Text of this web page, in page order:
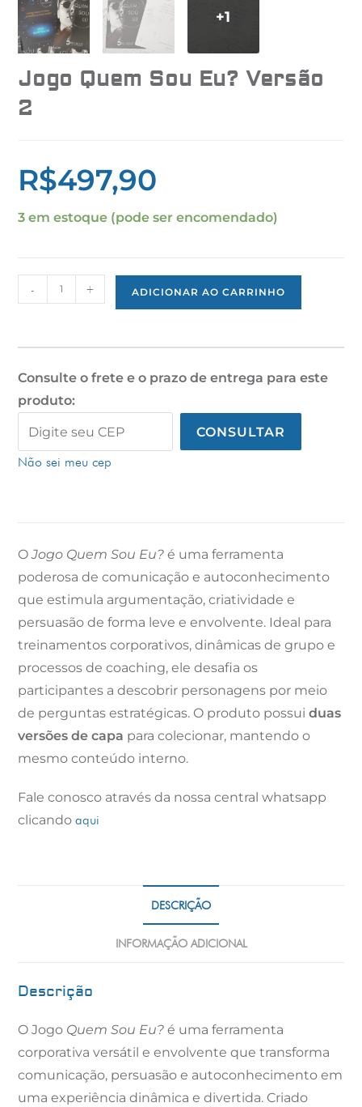
Jogo Quem Sou Eu? Versão
2
R$497,90
OJogo Quem Sou Eu? é uma ferramenta
poderosa de comunicação e autoconhecimento
que estimula argumentação, criatividade e
persuasão de forma leve e envolvente. Ideal para
treinamentos corporativos, dinâmicas de grupo e
processos de coaching, ele desafia os
participantes a descobrir personagens por meio
de perguntas estratégicas. O produto possuiduas
versões de capa para colecionar, mantendo o
mesmo conteúdo interno.
Fale conosco através da nossa central whatsapp
clicandoaqui
3 em estoque (pode ser encomendado)
- + ADICIONAR AO CARRINHO
Consulte o frete e o prazo de entrega para este
produto:
CONSULTAR
Não sei meu cep
DESCRIÇÃO
INFORMAÇÃO ADICIONAL
Descrição
O Jogo Quem Sou Eu? é uma ferramenta
corporativa versátil e envolvente que transforma
comunicação, persuasão e autoconhecimento em
uma experiência dinâmica e divertida. Criado